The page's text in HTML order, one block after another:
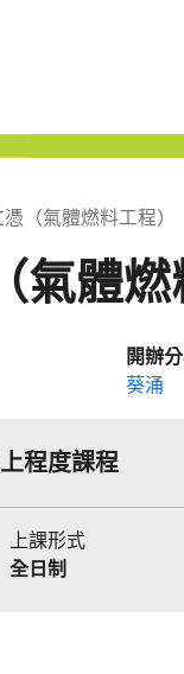
（氣體燃料工程）
氣體
開辦
葵涌
程度課程
上課形式
全日制